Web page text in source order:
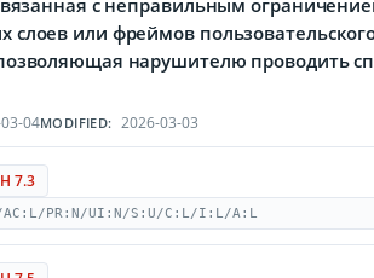
с неправильным
слоев или фреймов
нарушителю проводить
04MODIFIED: 2026-03-03
7.3
AC:L/PR:N/UI:N/S:U/C:L/I:L/A:L